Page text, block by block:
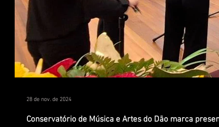
Conservatório de Música e Artes do Dão marca
28 de nov. de 2024